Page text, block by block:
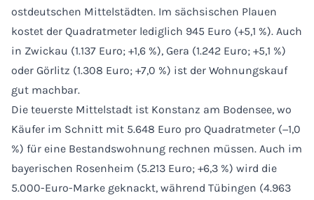
ostdeutschen Mittelstädten. Im sächsischen Plauen
kostet der Quadratmeter lediglich 945 Euro (+5,1 %). Auch
in Zwickau (1.137 Euro; +1,6 %), Gera (1.242 Euro; +5,1 %)
oder Görlitz (1.308 Euro; +7,0 %) ist der Wohnungskauf
gut machbar.
Die teuerste Mittelstadt ist Konstanz am Bodensee, wo
Käufer im Schnitt mit 5.648 Euro pro Quadratmeter (−1,0
%) für eine Bestandswohnung rechnen müssen. Auch im
bayerischen Rosenheim (5.213 Euro; +6,3 %) wird die
5.000-Euro-Marke geknackt, während Tübingen (4.963